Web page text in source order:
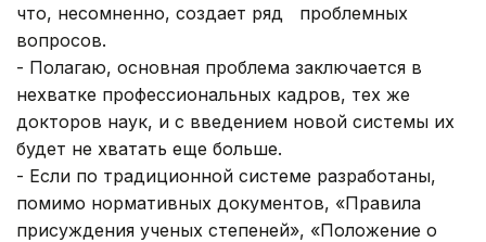
что, несомненно, создает ряд проблемных
вопросов.
- Полагаю, основная проблема заключается в
нехватке профессиональных кадров, тех же
докторов наук, и с введением новой системы их
будет не хватать еще больше.
- Если по традиционной системе разработаны,
помимо нормативных документов, «Правила
присуждения ученых степеней», «Положение о